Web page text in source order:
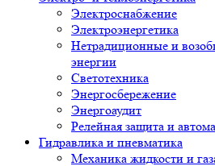
Электроснабжение
Электроэнергетика
Нетрадиционные и
энергии
Светотехника
Энергосбережение
Энергоаудит
Релейная защита и
Гидравлика и пневматика
Механика жидкости и